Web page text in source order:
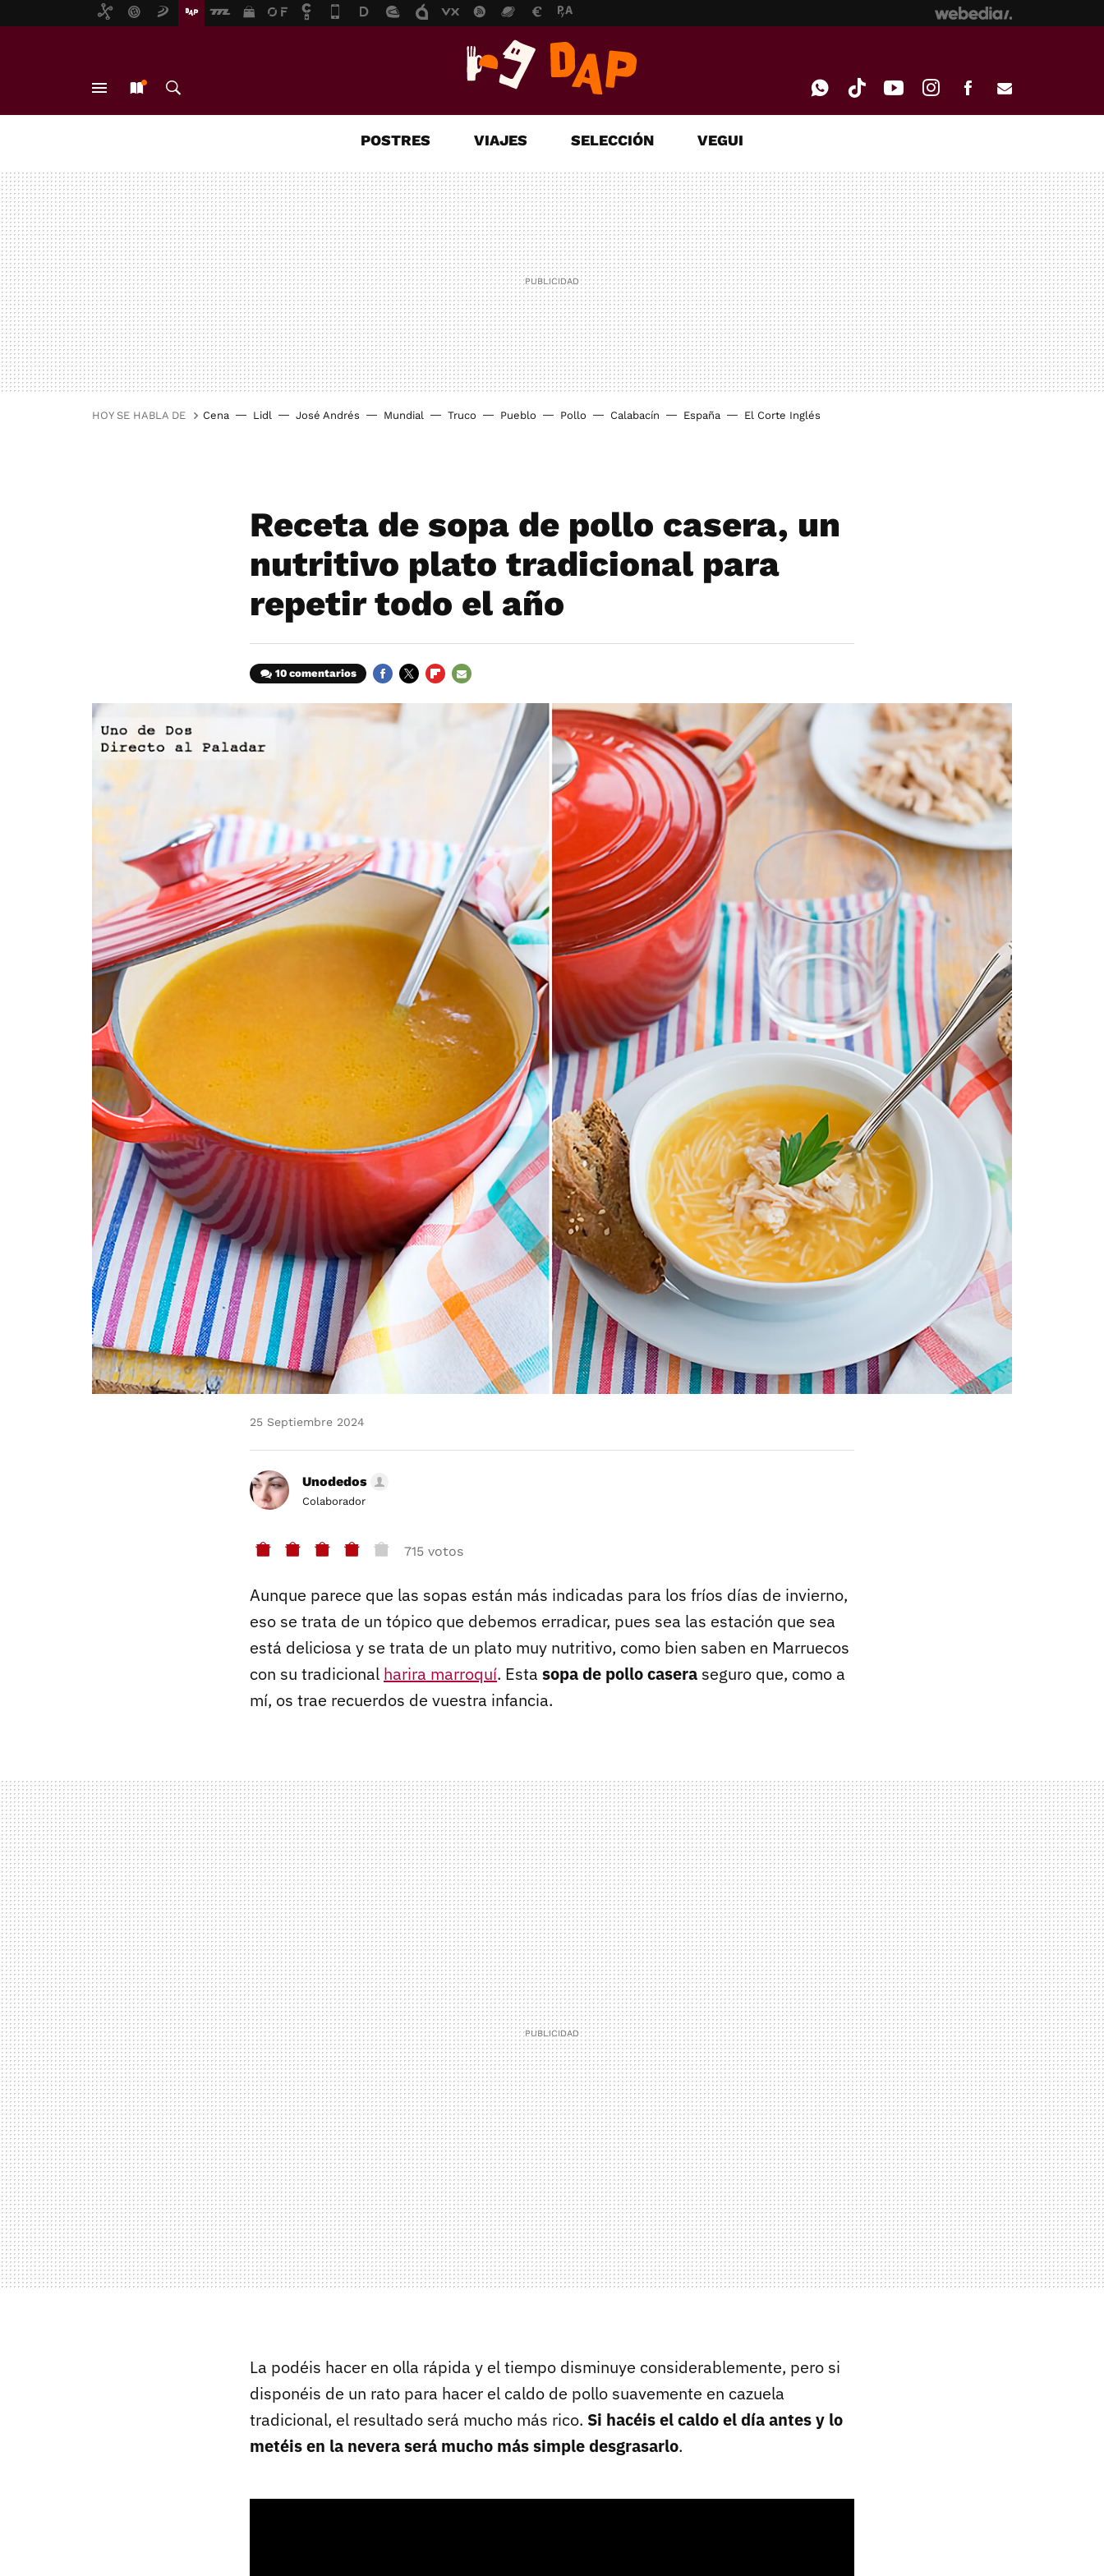
MAIL
POSTRES VIAJES SELECCIÓN VEGUI
HOY SE HABLA DE Cena Lidl José Andrés Mundial Truco Pueblo Pollo Calabacín España El Corte Inglés
Receta de sopa de pollo casera, un
nutritivo plato tradicional para
repetir todo el año
10 comentarios
25 Septiembre 2024
Unodedos
Colaborador
715 votos
Aunque parece que las sopas están más indicadas para los fríos días de invierno,
eso se trata de un tópico que debemos erradicar, pues sea las estación que sea
está deliciosa y se trata de un plato muy nutritivo, como bien saben en Marruecos
con su tradicional harira marroquí. Esta sopa de pollo casera seguro que, como a
mí, os trae recuerdos de vuestra infancia.
La podéis hacer en olla rápida y el tiempo disminuye considerablemente, pero si
disponéis de un rato para hacer el caldo de pollo suavemente en cazuela
tradicional, el resultado será mucho más rico. Si hacéis el caldo el día antes y lo
metéis en la nevera será mucho más simple desgrasarlo.